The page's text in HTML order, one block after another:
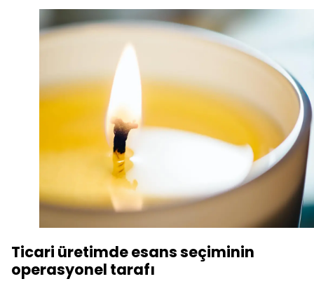
Ticari üretimde esans seçiminin
operasyonel tarafı